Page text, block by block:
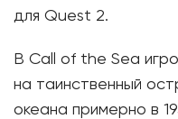
для Quest 2.
В Call of the Sea
на таинственный
океана примерно в